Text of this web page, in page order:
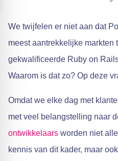
We twijfelen er niet aan dat
meest aantrekkelijke markten
gekwalificeerde Ruby on
Waarom is dat zo? Op deze
Omdat we elke dag met
met veel belangstelling naar
ontwikkelaars worden niet
kennis van dit kader, maar